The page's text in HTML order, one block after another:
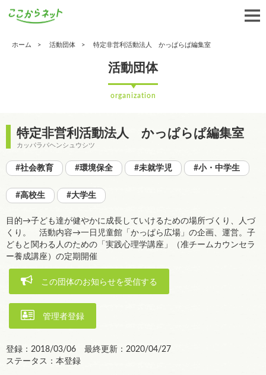
ホーム 活動団体 特定非営利活動法人 かっぱらぱ編集室
活動団体
organization
特定非営利活動法人 かっぱらぱ編集室
カッパラパヘンシュウシツ
#社会教育 #環境保全 #未就学児 #小・中学生
#高校生 #大学生
目的→子ども達が健やかに成長していけるための場所づくり、人づ
くり。 活動内容→一日児童館「かっぱら広場」の企画、運営。子
どもと関わる人のための「実践心理学講座」（准チームカウンセラ
ー養成講座）の定期開催
この団体のお知らせを受信する
管理者登録
登録：2018/03/06 最終更新：2020/04/27
ステータス：本登録